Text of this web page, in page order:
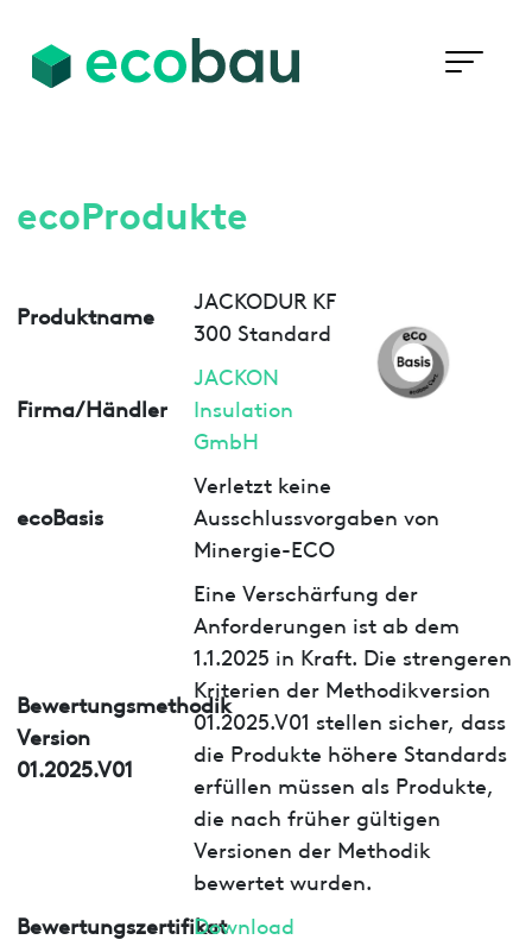
ecoProdukte
Produktname
JACKODUR KF
300 Standard
Firma/Händler
JACKON
Insulation
GmbH
ecoBasis
Verletzt keine
Ausschlussvorgaben von
Minergie-ECO
Bewertungsmethodik
Version
01.2025.V01
Eine Verschärfung der
Anforderungen ist ab dem
1.1.2025 in Kraft. Die strengeren
Kriterien der Methodikversion
01.2025.V01 stellen sicher, dass
die Produkte höhere Standards
erfüllen müssen als Produkte,
die nach früher gültigen
Versionen der Methodik
bewertet wurden.
BewertungszertifikatDownload